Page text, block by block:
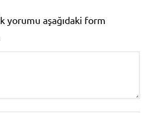
yorumu aşağıdaki form